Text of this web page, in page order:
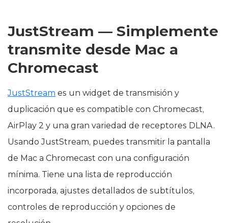
JustStream — Simplemente
transmite desde Mac a
Chromecast
JustStream es un widget de transmisión y
duplicación que es compatible con Chromecast,
AirPlay 2 y una gran variedad de receptores DLNA.
Usando JustStream, puedes transmitir la pantalla
de Mac a Chromecast con una configuración
mínima. Tiene una lista de reproducción
incorporada, ajustes detallados de subtítulos,
controles de reproducción y opciones de